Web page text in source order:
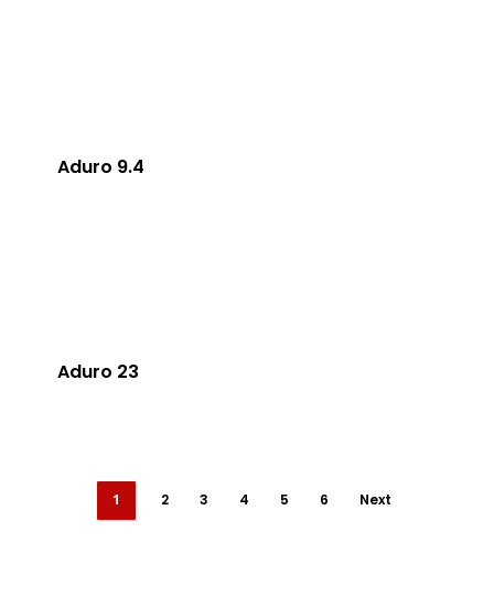
Aduro 9.4
Aduro 23
1 2 3 4 5 6 Next